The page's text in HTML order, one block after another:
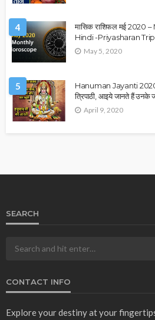
4
मासिक राशिफल मई
Hindi -Priyasharan
May 5, 2020
5
Hanuman Jayanti 2020:
त्रिपाठी, आइये जानते हैं उनके
April 9, 2020
SEARCH
CONTACT INFO
Explore your destiny at your